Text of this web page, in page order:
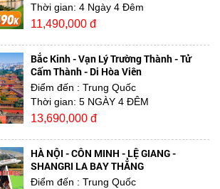
Thời gian: 4 Ngày 4 Đêm
11,490,000 đ
Bắc Kinh - Vạn Lý Trường Thành - Tử
Cấm Thành - Di Hòa Viên
Điểm đến : Trung Quốc
Thời gian: 5 NGÀY 4 ĐÊM
13,690,000 đ
HÀ NỘI - CÔN MINH - LỆ GIANG -
SHANGRI LA BAY THẲNG
Điểm đến : Trung Quốc